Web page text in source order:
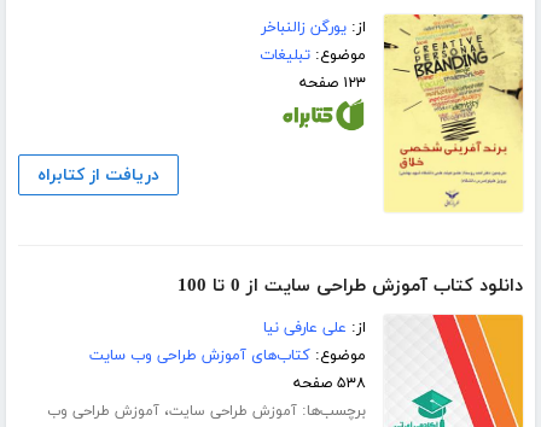
از:یورگن زالنباخر
موضوع:تبلیغات
۱۲۳ صفحه
دریافت از کتابراه
دانلود کتاب آموزش طراحی سایت از 0 تا 100
از: علی عارفی نیا
موضوع:کتاب‌های آموزش طراحی وب سایت
۵۳۸ صفحه
برچسب‌ها:آموزش طراحی سایت،آموزش طراحی وب